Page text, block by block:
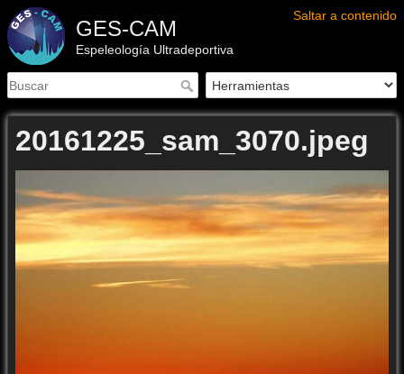
Saltar a contenido
GES-CAM
Espeleología Ultradeportiva
20161225_sam_3070.jpeg